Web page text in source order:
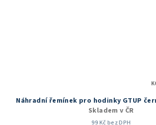
Náhradní řemínek pro hodinky GTUP
Skladem v ČR
99 Kč bez DPH